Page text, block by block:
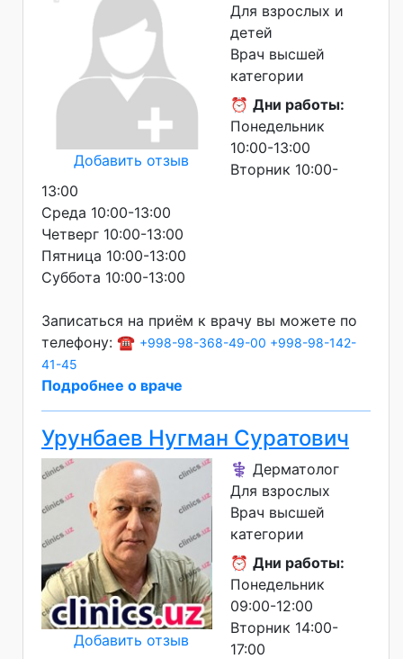
Добавить отзыв
Для взрослых и
детей
Врач высшей
категории
⏰ Дни работы:
Понедельник
10:00-13:00
Вторник 10:00-
13:00
Среда 10:00-13:00
Четверг 10:00-13:00
Пятница 10:00-13:00
Суббота 10:00-13:00
Записаться на приём к врачу вы можете по
телефону: ☎️ +998-98-368-49-00 +998-98-142-
41-45
Подробнее о враче
Урунбаев Нугман Суратович
Добавить отзыв
⚕️ Дерматолог
Для взрослых
Врач высшей
категории
⏰ Дни работы:
Понедельник
09:00-12:00
Вторник 14:00-
17:00